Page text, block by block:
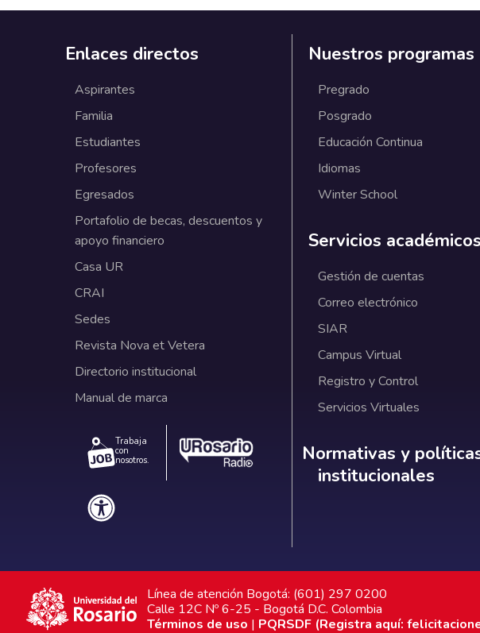
Enlaces directos
Aspirantes
Familia
Estudiantes
Profesores
Egresados
Portafolio de becas, descuentos y
apoyo financiero
Casa UR
CRAI
Sedes
Revista Nova et Vetera
Directorio institucional
Manual de marca
Trabaja
con
nosotros.
Nuestros programas
Pregrado
Posgrado
Educación Continua
Idiomas
Winter School
Servicios académicos
Gestión de cuentas
Correo electrónico
SIAR
Campus Virtual
Registro y Control
Servicios Virtuales
Normativas y
Normativas y
institucionales
Línea de atención Bogotá: (601) 297 0200
Calle 12C Nº 6-25 - Bogotá D.C. Colombia
Términos de uso | PQRSDF (Registra aquí: